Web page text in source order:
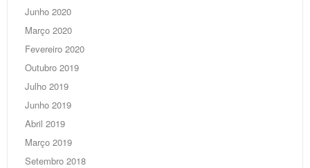
Junho 2020
Março 2020
Fevereiro 2020
Outubro 2019
Julho 2019
Junho 2019
Abril 2019
Março 2019
Setembro 2018